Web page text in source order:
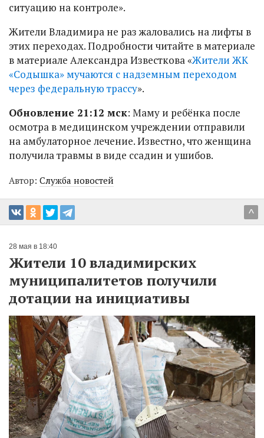
ситуацию на контроле».
Жители Владимира не раз жаловались на лифты в
этих переходах. Подробности читайте в материале
в материале Александра Известкова «Жители ЖК
«Содышка» мучаются с надземным переходом
через федеральную трассу».
Обновление 21:12 мск: Маму и ребёнка после
осмотра в медицинском учреждении отправили
на амбулаторное лечение. Известно, что женщина
получила травмы в виде ссадин и ушибов.
Автор: Служба новостей
^
28 мая в 18:40
Жители 10 владимирских
муниципалитетов получили
дотации на инициативы